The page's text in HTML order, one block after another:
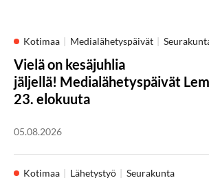
Kotimaa Medialähetyspäivät
Vielä on kesäjuhlia
jäljellä! Medialähetyspäivät
23. elokuuta
05.08.2026
Kotimaa Lähetystyö Seurakunta